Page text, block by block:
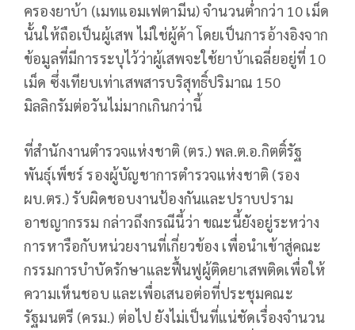
ครองยาบ้า (เมทแอมเฟตามีน) จำนวนต่ำกว่า 10 เม็ด
นั้นให้ถือเป็นผู้เสพ ไม่ใช่ผู้ค้า โดยเป็นการอ้างอิงจาก
ข้อมูลที่มีการระบุไว้ว่าผู้เสพจะใช้ยาบ้าเฉลี่ยอยู่ที่ 10
เม็ด ซึ่งเทียบเท่าเสพสารบริสุทธิ์ปริมาณ 150
มิลลิกรัมต่อวันไม่มากเกินกว่านี้
ที่สำนักงานตำรวจแห่งชาติ (ตร.) พล.ต.อ.กิตติ์รัฐ
พันธุ์เพ็ชร์ รองผู้บัญชาการตำรวจแห่งชาติ (รอง
ผบ.ตร.) รับผิดชอบงานป้องกันและปราบปราม
อาชญากรรม กล่าวถึงกรณีนี้ว่า ขณะนี้ยังอยู่ระหว่าง
การหารือกับหน่วยงานที่เกี่ยวข้อง เพื่อนำเข้าสู่คณะ
กรรมการบำบัดรักษาและฟื้นฟูผู้ติดยาเสพติดเพื่อให้
ความเห็นชอบ และเพื่อเสนอต่อที่ประชุมคณะ
รัฐมนตรี (ครม.) ต่อไป ยังไม่เป็นที่แน่ชัดเรื่องจำนวน